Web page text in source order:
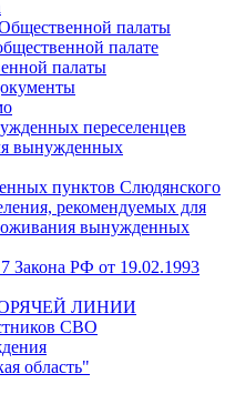
палаты
палате
палаты
переселенцев
вынужденных
пунктов Слюдянского
рекомендуемых для
вынужденных
Закона РФ от 19.02.1993
ЛИНИИ
СВО
область"